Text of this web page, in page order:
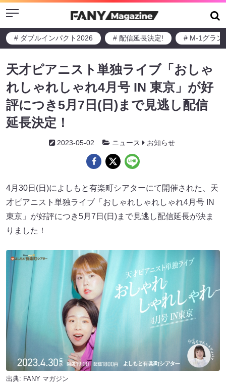
Menu
# ダブルインパクト2026 # 配信延長決定! # M-1グラン
天才ピアニスト単独ライブ「おしゃ
れしゃれしゃれ4月号 IN 東京」が好
評につき5月7日(日)まで見逃し配信
延長決定！
2023-05-02 ニュース お知らせ
4月30日(日)によしもと有楽町シアターにて開催された、天
才ピアニスト単独ライブ「おしゃれしゃれしゃれ4月号 IN
東京」が好評につき5月7日(日)まで見逃し配信延長が決ま
りました！
出典: FANY マガジン